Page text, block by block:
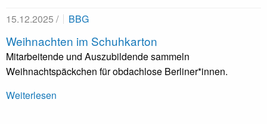
15.12.2025 / BBG
Weihnachten im Schuhkarton
Mitarbeitende und Auszubildende sammeln
Weihnachtspäckchen für obdachlose Berliner*innen.
Weiterlesen